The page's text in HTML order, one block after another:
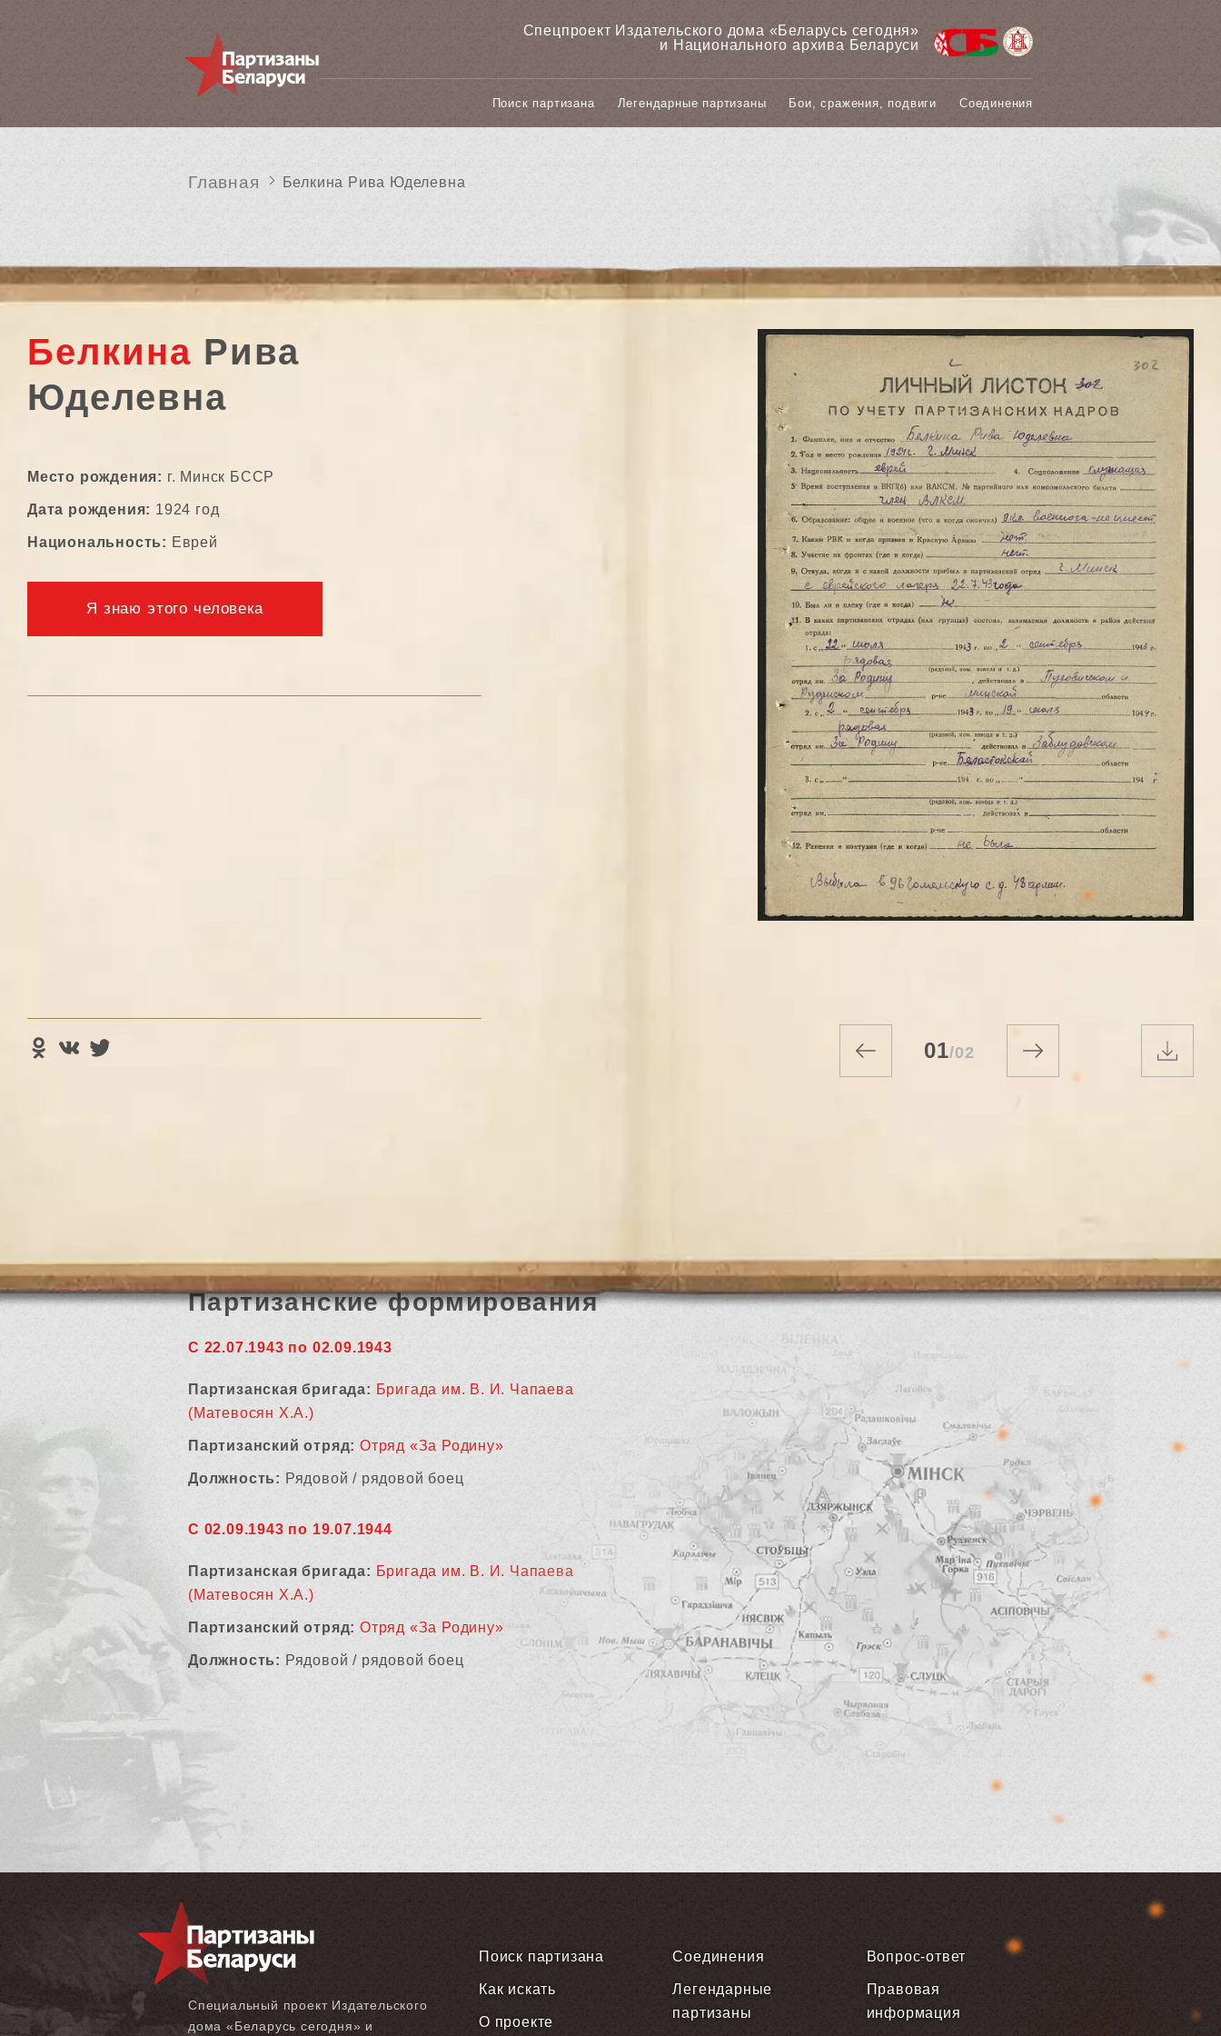
Спецпроект Издательского дома «‎Беларусь сегодня»
и Национального архива Беларуси
Поиск партизана Легендарные партизаны Бои, сражения, подвиги Соединения
Главная Белкина Рива Юделевна
Белкина Рива
Юделевна
Место рождения: г. Минск БССР
Дата рождения: 1924 год
Национальность: Еврей
Я знаю этого человека
01/02
Партизанские формирования
С 22.07.1943 по 02.09.1943
Партизанская бригада: Бригада им. В. И. Чапаева
(Матевосян Х.А.)
Партизанский отряд: Отряд «За Родину»
Должность: Рядовой / рядовой боец
С 02.09.1943 по 19.07.1944
Партизанская бригада: Бригада им. В. И. Чапаева
(Матевосян Х.А.)
Партизанский отряд: Отряд «За Родину»
Должность: Рядовой / рядовой боец
Специальный проект Издательского
дома «‎Беларусь сегодня» и
Поиск партизана
Как искать
О проекте
Соединения
Легендарные
партизаны
Вопрос-ответ
Правовая
информация